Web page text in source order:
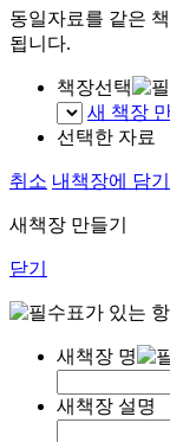
동일자료를 같은
됩니다.
책장선택
새 책장
선택한 자료
취소 내책장에 담기
새책장 만들기
닫기
표가 있는
새책장 명
새책장 설명